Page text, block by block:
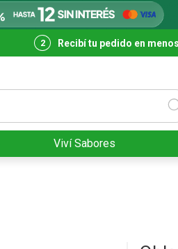
Recibí tu pedido en
Viví Sabores